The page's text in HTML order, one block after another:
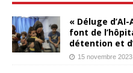
« Déluge
font de
détention et
15 novembre 2023